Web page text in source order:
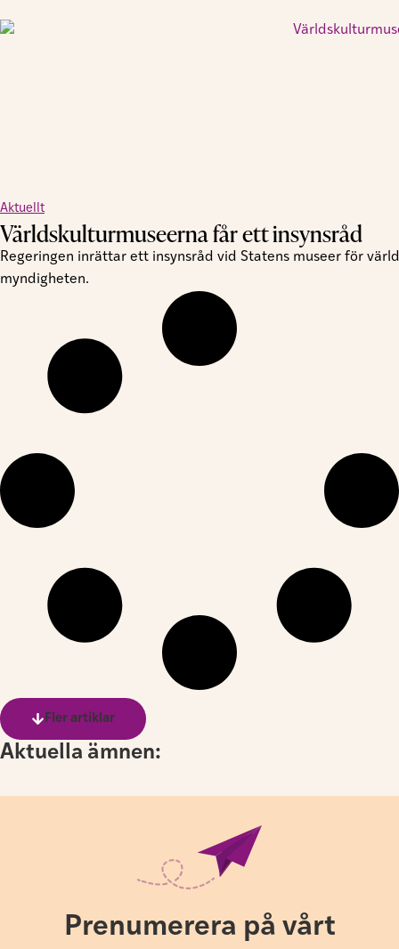
Aktuellt
Världskulturmuseerna får ett insynsråd
Regeringen inrättar ett insynsråd vid Statens museer för
myndigheten.
Fler artiklar
Aktuella ämnen:
Prenumerera på vårt